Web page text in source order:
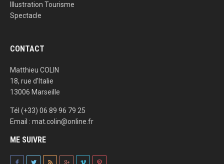
Illustration Tourisme
Spectacle
CONTACT
Matthieu COLIN
18, rue d'Italie
13006 Marseille
Tél (+33) 06 89 96 79 25
Email : mat.colin@online.fr
ME SUIVRE